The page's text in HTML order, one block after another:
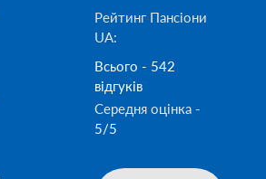
Рейтинг Пансіони
UA:
Всього - 542
відгуків
Середня оцінка -
5/5